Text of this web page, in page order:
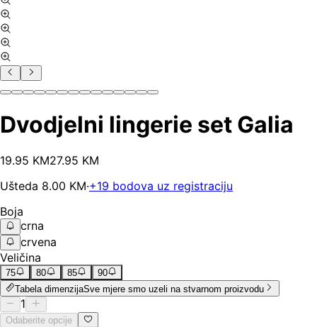
Dvodjelni lingerie set Galia
19.95 KM27.95 KM
Ušteda 8.00 KM·+19 bodova uz registraciju
Boja
crna
crvena
Veličina
75 80 85
90
Tabela dimenzijaSve mjere smo uzeli na stvarnom proizvodu
1
Odaberite opcije